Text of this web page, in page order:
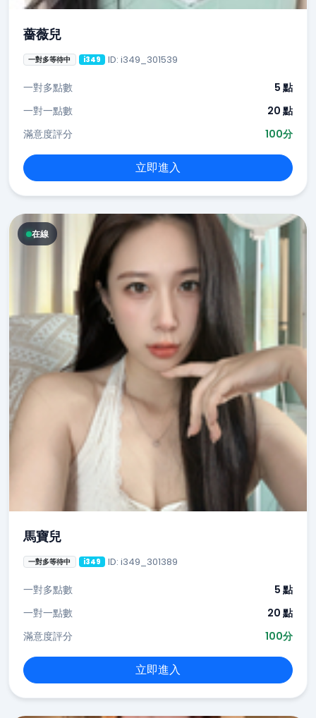
薔薇兒
一對多等待中 i349 ID: i349_301539
一對多點數
5 點
一對一點數
20 點
滿意度評分
100分
立即進入
在線
馬寶兒
一對多等待中 i349 ID: i349_301389
一對多點數
5 點
一對一點數
20 點
滿意度評分
100分
立即進入